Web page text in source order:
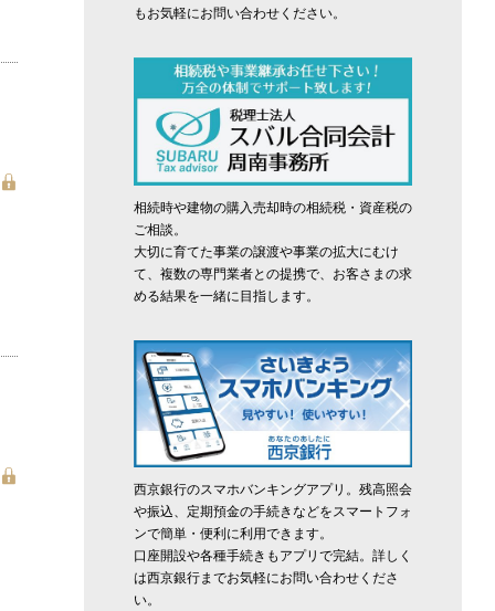
もお気軽にお問い合わせください。
相続時や建物の購入売却時の相続税・資産税の
ご相談。
大切に育てた事業の譲渡や事業の拡大にむけ
て、複数の専門業者との提携で、お客さまの求
める結果を一緒に目指します。
西京銀行のスマホバンキングアプリ。残高照会
や振込、定期預金の手続きなどをスマートフォ
ンで簡単・便利に利用できます。
口座開設や各種手続きもアプリで完結。詳しく
は西京銀行までお気軽にお問い合わせくださ
い。